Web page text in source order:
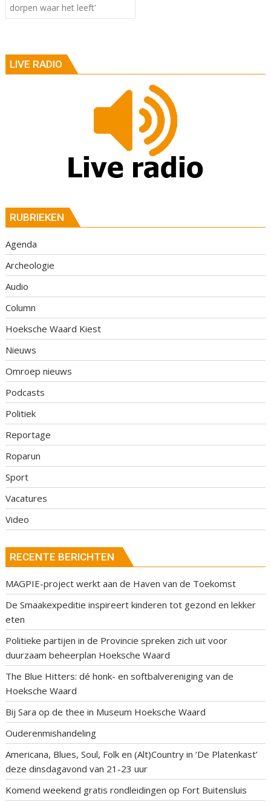
dorpen waar het leeft’
LIVE RADIO
RUBRIEKEN
Agenda
Archeologie
Audio
Column
Hoeksche Waard Kiest
Nieuws
Omroep nieuws
Podcasts
Politiek
Reportage
Roparun
Sport
Vacatures
Video
RECENTE BERICHTEN
MAGPIE-project werkt aan de Haven van de Toekomst
De Smaakexpeditie inspireert kinderen tot gezond en lekker
eten
Politieke partijen in de Provincie spreken zich uit voor
duurzaam beheerplan Hoeksche Waard
The Blue Hitters: dé honk- en softbalvereniging van de
Hoeksche Waard
Bij Sara op de thee in Museum Hoeksche Waard
Ouderenmishandeling
Americana, Blues, Soul, Folk en (Alt)Country in ‘De Platenkast’
deze dinsdagavond van 21-23 uur
Komend weekend gratis rondleidingen op Fort Buitensluis